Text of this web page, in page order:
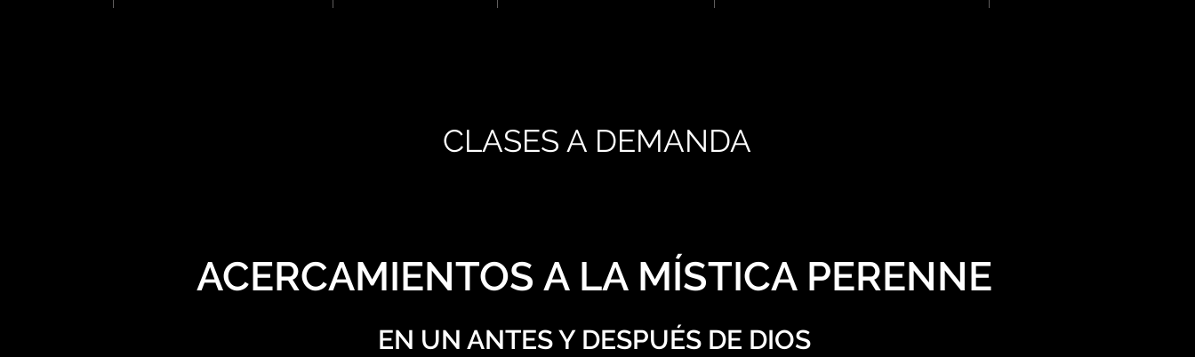
CLASES A DEMANDA
ACERCAMIENTOS A LA MÍSTICA PERENNE
EN UN ANTES Y DESPUÉS DE DIOS